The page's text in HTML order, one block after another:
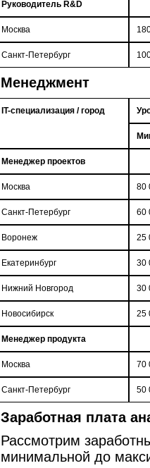
Руководитель R&D
Москва
Санкт-Петербург
Менеджмент
IT-специализация / город
Менеджер проектов
Москва 80
Санкт-Петербург 60
Воронеж 25
Екатеринбург 30
Нижний Новгород 30
Новосибирск 25
Менеджер продукта
Москва 70
Санкт-Петербург 50
Заработная плата
Рассмотрим
минимальной до